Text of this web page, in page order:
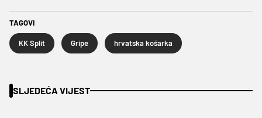
TAGOVI
KK Split Gripe hrvatska košarka
SLJEDEĆA VIJEST